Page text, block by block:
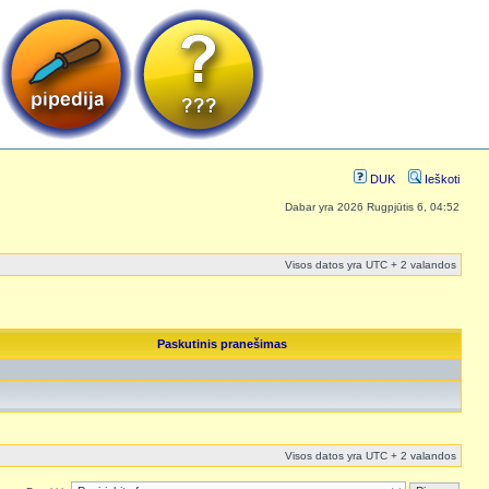
DUK Ieškoti
Dabar yra 2026 Rugpjūtis 6, 04:52
Visos datos yra UTC + 2 valandos
Paskutinis pranešimas
Visos datos yra UTC + 2 valandos